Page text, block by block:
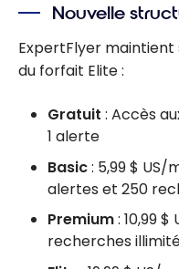
Nouvelle
ExpertFlyer maintient
du forfait Elite :
Gratuit : Accès
1 alerte
Basic: 5,99 $ US/
alertes et 250
Premium: 10,99
recherches